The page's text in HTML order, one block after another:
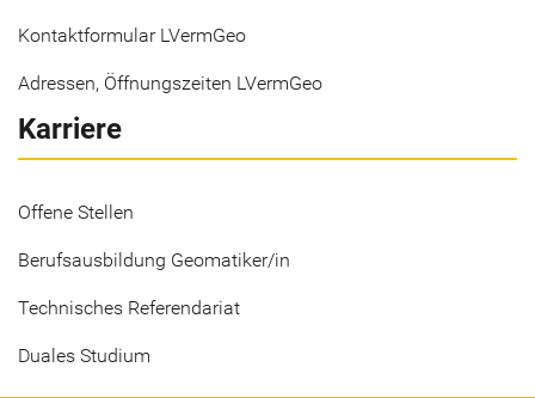
Kontaktformular LVermGeo
Adressen, Öffnungszeiten LVermGeo
Karriere
Offene Stellen
Berufsausbildung Geomatiker/in
Technisches Referendariat
Duales Studium